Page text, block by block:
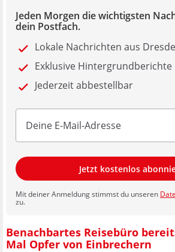
Jeden Morgen die wichtigsten
dein Postfach.
Lokale Nachrichten aus
Exklusive Hintergrundberichte
Jederzeit abbestellbar
Jetzt kostenlos
Mit deiner Anmeldung stimmst du unseren
zu.
Benachbartes Reisebüro
Mal Opfer von Einbrechern